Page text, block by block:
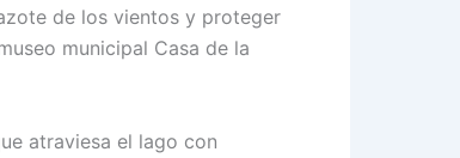
de los vientos y proteger
municipal Casa de la
atraviesa el lago con